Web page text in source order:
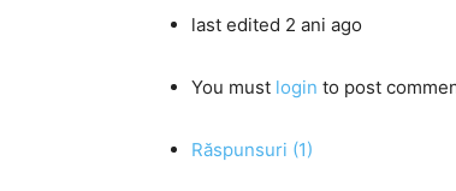
last edited 2 ani ago
You must login to post
Răspunsuri (1)